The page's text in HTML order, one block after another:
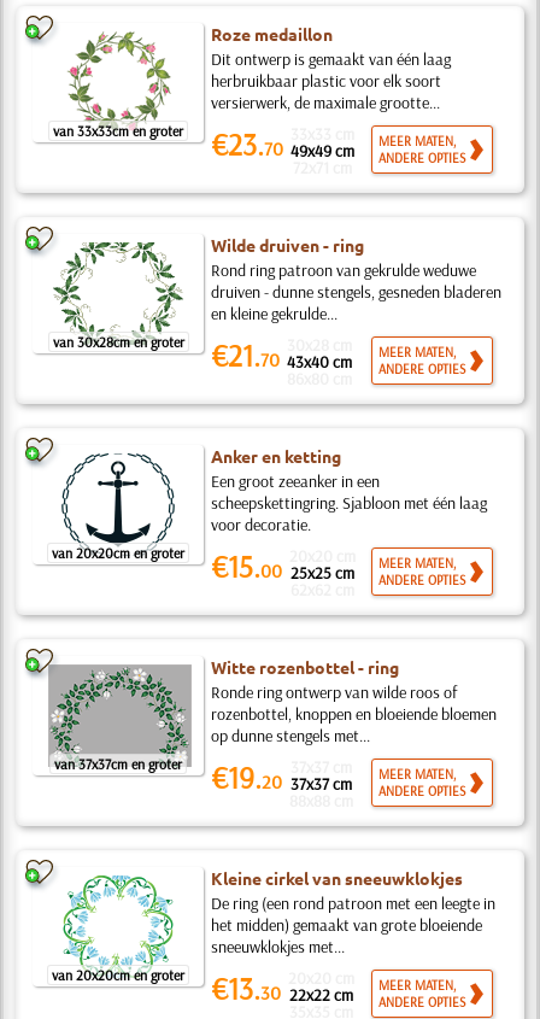
van 33x33cm en groter
Roze medaillon
Dit ontwerp is gemaakt van één laag
herbruikbaar plastic voor elk soort
versierwerk, de maximale grootte...
€23.70 49x49 cm
MEER MATEN,
ANDERE OPTIES
van 30x28cm en groter
Wilde druiven - ring
Rond ring patroon van gekrulde weduwe
druiven - dunne stengels, gesneden bladeren
en kleine gekrulde...
€21.70 43x40 cm
MEER MATEN,
ANDERE OPTIES
van 20x20cm en groter
Anker en ketting
Een groot zeeanker in een
scheepskettingring. Sjabloon met één laag
voor decoratie.
€15.00 25x25 cm
MEER MATEN,
ANDERE OPTIES
van 37x37cm en groter
Witte rozenbottel - ring
Ronde ring ontwerp van wilde roos of
rozenbottel, knoppen en bloeiende bloemen
op dunne stengels met...
€19.20 37x37 cm
MEER MATEN,
ANDERE OPTIES
van 20x20cm en groter
Kleine cirkel van sneeuwklokjes
De ring (een rond patroon met een leegte in
het midden) gemaakt van grote bloeiende
sneeuwklokjes met...
€13.30 22x22 cm
MEER MATEN,
ANDERE OPTIES